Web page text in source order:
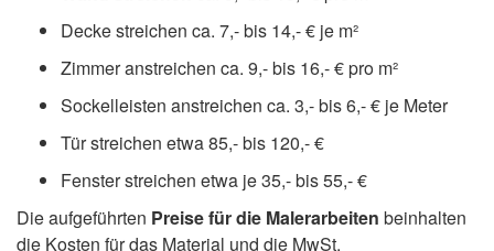
Decke streichen ca. 7,- bis 14,- € je m²
Zimmer anstreichen ca. 9,- bis 16,- € pro m²
Sockelleisten anstreichen ca. 3,- bis 6,- € je Meter
Tür streichen etwa 85,- bis 120,- €
Fenster streichen etwa je 35,- bis 55,- €
Die aufgeführten Preise für die Malerarbeiten beinhalten
die Kosten für das Material und die MwSt.